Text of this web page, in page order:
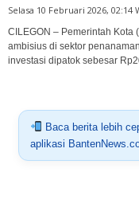
Selasa 10 Februari 2026, 02:14
CILEGON – Pemerintah Kota
ambisius di sektor
investasi dipatok sebesar
Baca berita lebih
aplikasi